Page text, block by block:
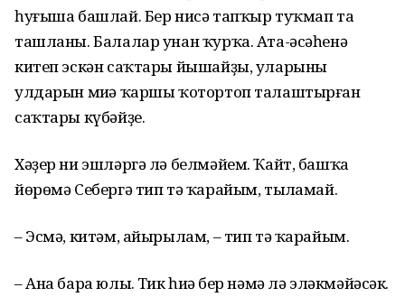
һуғыша башлай. Бер нисә тапҡыр туҡмап та
ташланы. Балалар унан ҡурҡа. Ата-әсәһенә
китеп эскән саҡтары йышайҙы, уларының
улдарын миңә ҡаршы ҡотортоп талаштырған
саҡтары күбәйҙе.
Хәҙер ни эшләргә лә белмәйем. Ҡайт, башҡа
йөрөмә Себергә тип тә ҡарайым, тыңламай.
– Эсмә, китәм, айырылам, – тип тә ҡарайым.
– Ана бара юлың. Тик һиңә бер нәмә лә эләкмәйәсәк.